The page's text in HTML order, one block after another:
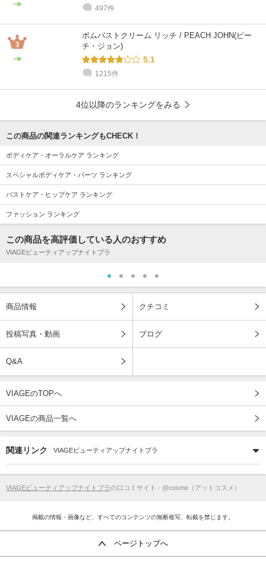
497件
ボムバストクリーム リッチ / PEACH JOHN(ピー
チ・ジョン)
5.1
1215件
4位以降のランキングをみる
この商品の関連ランキングもCHECK！
ボディケア・オーラルケア ランキング
スペシャルボディケア・パーツ ランキング
バストケア・ヒップケア ランキング
ファッション ランキング
この商品を高評価している人のおすすめ
VIAGEビューティアップナイトブラ
商品情報 クチコミ
投稿写真・動画 ブログ
Q&A
VIAGEのTOPへ
VIAGEの商品一覧へ
関連リンク VIAGEビューティアップナイトブラ
VIAGEビューティアップナイトブラの口コミサイト - @cosme（アットコスメ）
掲載の情報・画像など、すべてのコンテンツの無断複写、転載を禁じます。
ページトップへ